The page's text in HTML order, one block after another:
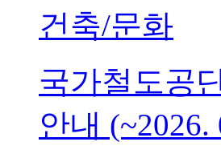
건축/문화
국가철도공
안내